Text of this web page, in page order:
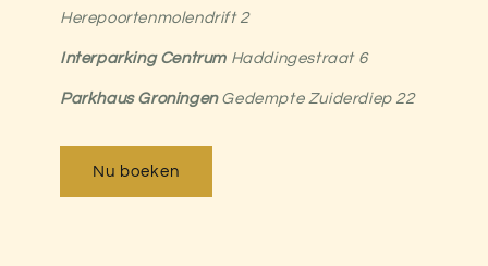
Herepoortenmolendrift 2
Interparking Centrum Haddingestraat 6
Parkhaus Groningen Gedempte Zuiderdiep 22
Nu boeken